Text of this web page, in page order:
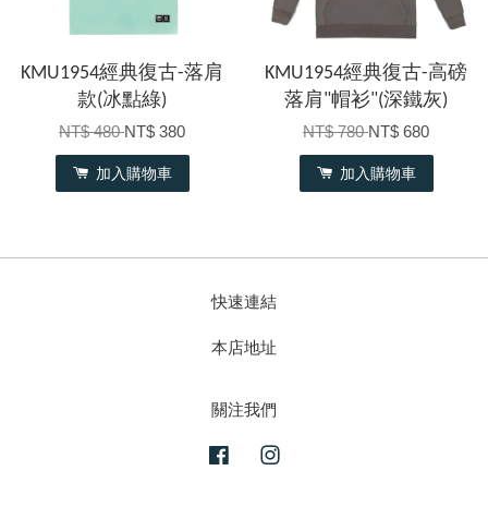
KMU1954經典復古-落肩
款(冰點綠)
NT$ 480NT$ 380
加入購物車
KMU1954經典復古-高磅
落肩"帽衫"(深鐵灰)
NT$ 780NT$ 680
加入購物車
快速連結
本店地址
關注我們
Facebook